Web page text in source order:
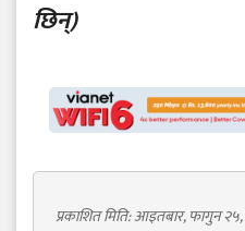
छिन्)
प्रकाशित मिति: आइतबार, फागुन